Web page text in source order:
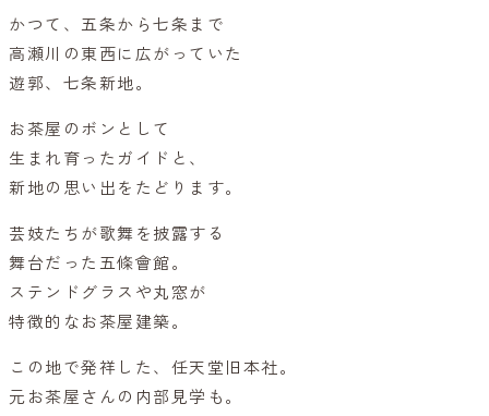
かつて、五条から七条まで
高瀬川の東西に広がっていた
遊郭、七条新地。
お茶屋のボンとして
生まれ育ったガイドと、
新地の思い出をたどります。
芸妓たちが歌舞を披露する
舞台だった五條會館。
ステンドグラスや丸窓が
特徴的なお茶屋建築。
この地で発祥した、任天堂旧本社。
元お茶屋さんの内部見学も。